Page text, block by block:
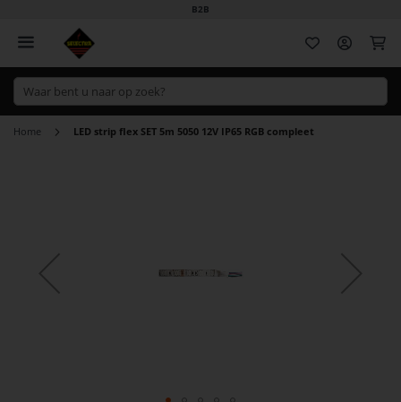
B2B
Home LED strip flex SET 5m 5050 12V IP65 RGB compleet